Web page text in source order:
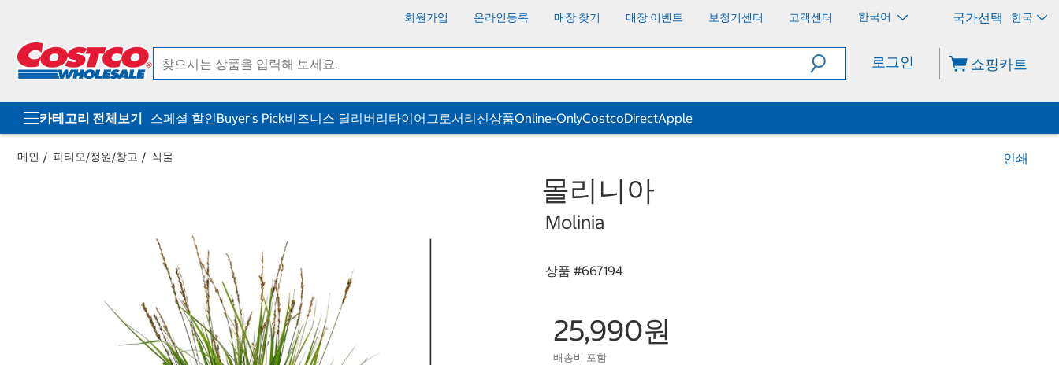
회원가입 온라인등록 매장 찾기 매장 이벤트 보청기센터 고객센터 한국어 한국
로그인 쇼핑카트
카테고리 전체보기 스페셜 할인Buyer's Pick비즈니스 딜리버리타이어그로서리신상품Online-OnlyCostcoDirectApple
메인 파티오/정원/창고 식물 인쇄
몰리니아
Molinia
상품 #667194
25,990원
배송비 포함